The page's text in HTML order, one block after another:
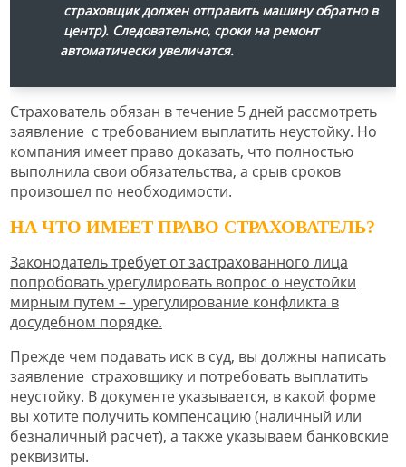
страховщик должен отправить машину обратно в
центр). Следовательно, сроки на ремонт
автоматически увеличатся.
Страхователь обязан в течение 5 дней рассмотреть
заявление с требованием выплатить неустойку. Но
компания имеет право доказать, что полностью
выполнила свои обязательства, а срыв сроков
произошел по необходимости.
НА ЧТО ИМЕЕТ ПРАВО СТРАХОВАТЕЛЬ?
Законодатель требует от застрахованного лица
попробовать урегулировать вопрос о неустойки
мирным путем – урегулирование конфликта в
досудебном порядке.
Прежде чем подавать иск в суд, вы должны написать
заявление страховщику и потребовать выплатить
неустойку. В документе указывается, в какой форме
вы хотите получить компенсацию (наличный или
безналичный расчет), а также указываем банковские
реквизиты.